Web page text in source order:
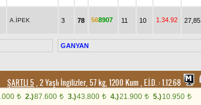
A.İPEK 3 78 568907 11 10 1.34.92 27,85
GANYAN
ŞARTLI 5 , 2 Yaşlı İngilizler, 57 kg, 1200 Kum,E.İ.D. :1.12.68
t 2.)87.600 t 3.)43.800 t 4.)21.900 t 5.)10.950 t